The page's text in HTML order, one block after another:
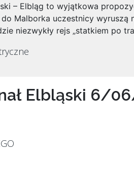
– Elbląg to wyjątkowa
Malborka uczestnicy wyruszą
niezwykły rejs „statkiem po
Elbląski 6/